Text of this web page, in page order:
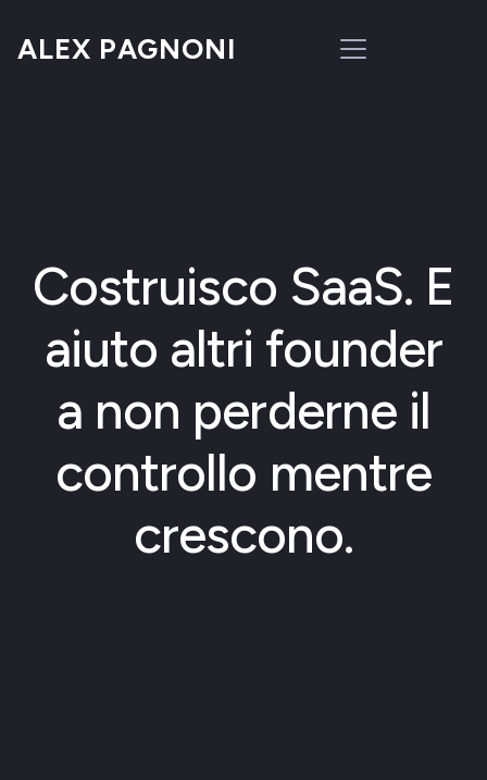
ALEX PAGNONI
Costruisco SaaS. E
aiuto altri founder
a non perderne il
controllo mentre
crescono.